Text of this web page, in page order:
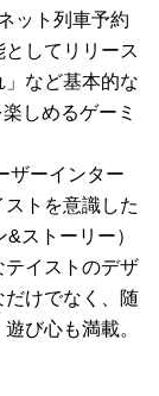
ット列車予約
してリリース
など基本的な
しめるゲーミ
ザーインター
トを意識した
ストーリー）
イストのデザ
だけでなく、随
び心も満載。